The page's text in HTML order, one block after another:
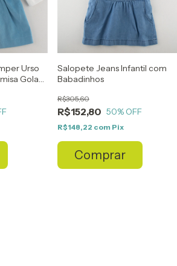
Urso
Gola
Salopete Jeans Infantil com
Babadinhos
R$152,80
R$305,60
50% OFF
R$148,22 com Pix
Comprar